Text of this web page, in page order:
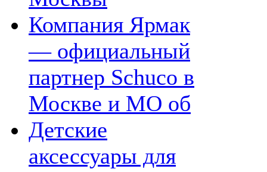
Компания Ярмак
— официальный
партнер Schuco в
Москве и МО об
Детские
аксессуары для